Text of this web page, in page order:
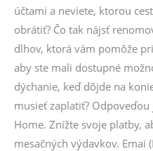
účtami a neviete, ktorou
obrátiť? Čo tak nájsť
dlhov, ktorá vám pomôže
aby ste mali dostupné
dýchanie, keď dôjde na
musieť zaplatiť?
Home. Znížte svoje platby,
mesačných výdavkov. Emai